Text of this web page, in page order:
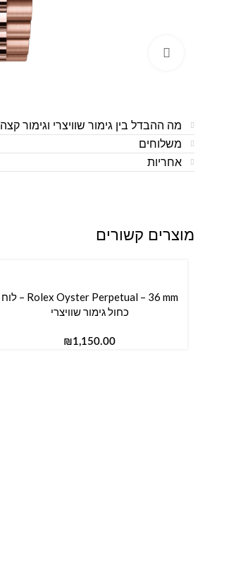
מה ההבדל בין גימור שוויצרי וגימור קצה
משלוחים
אחריות
מוצרים קשורים
הוספה לסל
Rolex Oyster Perpetual – 36 mm – לוח
כחול גימור שוויצרי
₪